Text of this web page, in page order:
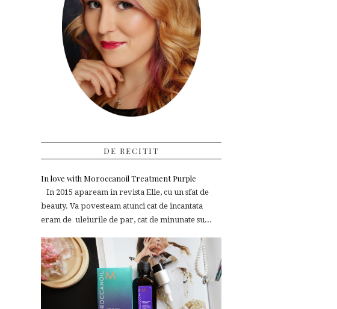
DE RECITIT
In love with Moroccanoil Treatment Purple
In 2015 apaream in revista Elle, cu un sfat de
beauty. Va povesteam atunci cat de incantata
eram de uleiurile de par, cat de minunate su...